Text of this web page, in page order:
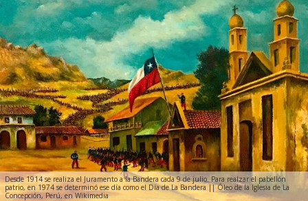
Desde 1914 se realiza el Juramento a la Bandera cada 9 de julio. Para realzar el pabellón
patrio, en 1974 se determinó ese día como el Día de La Bandera || Óleo de la Iglesia de La
Concepción, Perú, en Wikimedia